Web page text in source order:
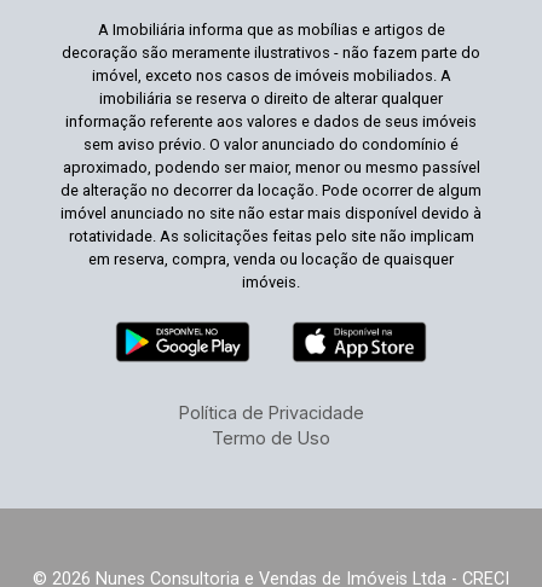
A Imobiliária informa que as mobílias e artigos de
decoração são meramente ilustrativos - não fazem parte do
imóvel, exceto nos casos de imóveis mobiliados. A
imobiliária se reserva o direito de alterar qualquer
informação referente aos valores e dados de seus imóveis
sem aviso prévio. O valor anunciado do condomínio é
aproximado, podendo ser maior, menor ou mesmo passível
de alteração no decorrer da locação. Pode ocorrer de algum
imóvel anunciado no site não estar mais disponível devido à
rotatividade. As solicitações feitas pelo site não implicam
em reserva, compra, venda ou locação de quaisquer
imóveis.
Política de Privacidade
Termo de Uso
© 2026 Nunes Consultoria e Vendas de Imóveis Ltda - CRECI